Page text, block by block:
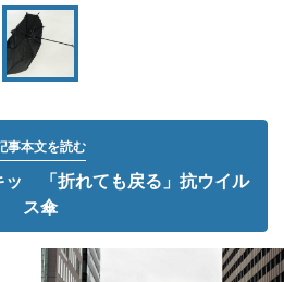
事本文を読む
ッ 「折れても戻る」抗ウイル
ス傘